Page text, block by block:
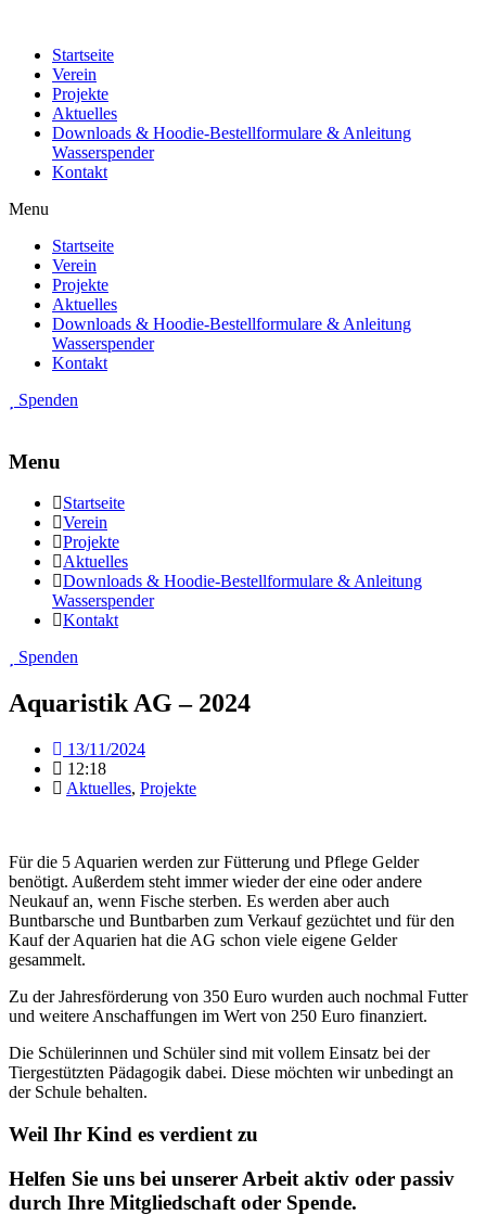
Startseite
Verein
Projekte
Aktuelles
Downloads & Hoodie-Bestellformulare & Anleitung
Wasserspender
Kontakt
Menu
Startseite
Verein
Projekte
Aktuelles
Downloads & Hoodie-Bestellformulare & Anleitung
Wasserspender
Kontakt
Spenden
Menu
Startseite
Verein
Projekte
Aktuelles
Downloads & Hoodie-Bestellformulare & Anleitung
Wasserspender
Kontakt
Spenden
Aquaristik AG – 2024
13/11/2024
12:18
Aktuelles, Projekte
Für die 5 Aquarien werden zur Fütterung und Pflege Gelder
benötigt. Außerdem steht immer wieder der eine oder andere
Neukauf an, wenn Fische sterben. Es werden aber auch
Buntbarsche und Buntbarben zum Verkauf gezüchtet und für den
Kauf der Aquarien hat die AG schon viele eigene Gelder
gesammelt.
Zu der Jahresförderung von 350 Euro wurden auch nochmal Futter
und weitere Anschaffungen im Wert von 250 Euro finanziert.
Die Schülerinnen und Schüler sind mit vollem Einsatz bei der
Tiergestützten Pädagogik dabei. Diese möchten wir unbedingt an
der Schule behalten.
Weil Ihr Kind es verdient zu
Helfen Sie uns bei unserer Arbeit aktiv oder passiv
durch Ihre Mitgliedschaft oder Spende.